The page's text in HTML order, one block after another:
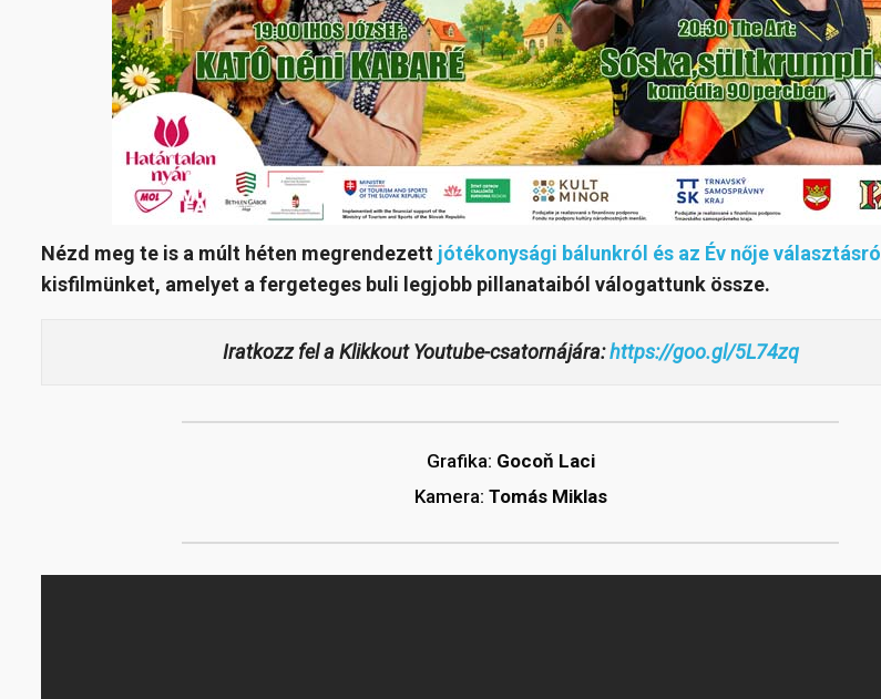
Nézd meg te is a múlt héten megrendezett jótékonysági bálunkról és az Év nője választásról
kisfilmünket, amelyet a fergeteges buli legjobb pillanataiból válogattunk össze.
Iratkozz fel a Klikkout Youtube-csatornájára:https://goo.gl/5L74zq
Grafika: Gocoň Laci
Kamera: Tomás Miklas